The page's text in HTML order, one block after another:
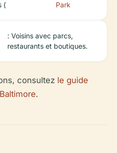
(
Park
: Voisins avec parcs,
restaurants et boutiques.
consultez le guide
.